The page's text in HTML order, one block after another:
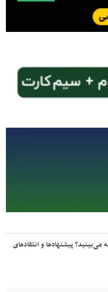
می‌بینید؟ پیشنهادها و انتقادهای